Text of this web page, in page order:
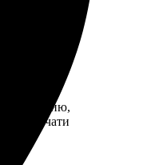
печати